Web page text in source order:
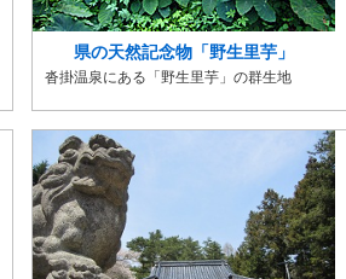
県の天然記念物「野生里芋」
沓掛温泉にある「野生里芋」の群生地